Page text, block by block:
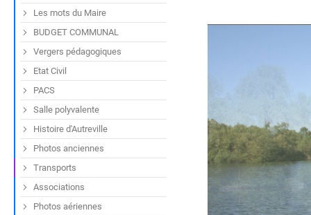
Les mots du Maire
BUDGET COMMUNAL
Vergers pédagogiques
Etat Civil
PACS
Salle polyvalente
Histoire d'Autreville
Photos anciennes
Transports
Associations
Photos aériennes